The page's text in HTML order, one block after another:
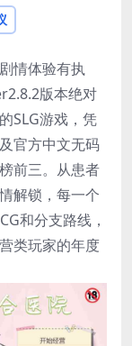
情体验有执
版本绝对
SLG游戏，凭
官方中文无码
前三。从患者
解锁，每一个
和分支路线，
类玩家的年度